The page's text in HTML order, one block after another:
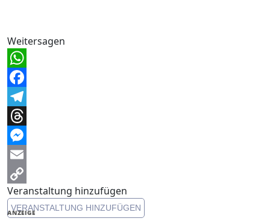
Weitersagen
WhatsApp
Facebook
Telegram
Threads
Messenger
Email
Copy
Link
Veranstaltung hinzufügen
VERANSTALTUNG HINZUFÜGEN
ANZEIGE